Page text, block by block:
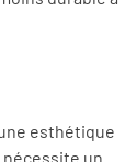
esthétique
un